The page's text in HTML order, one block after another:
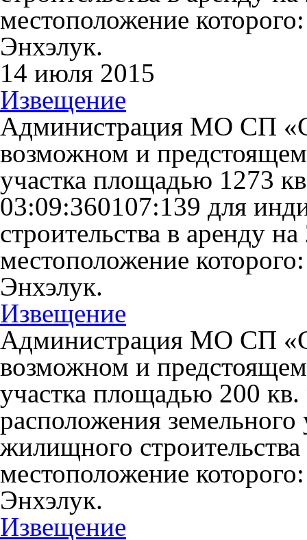
местоположение
Энхэлук.
14 июля 2015
Извещение
Администрация МО СП
возможном и
участка площадью 1273
03:09:360107:139 для
строительства в аренду
местоположение
Энхэлук.
Извещение
Администрация МО СП
возможном и
участка площадью 200 кв.
расположения
жилищного строительства
местоположение
Энхэлук.
Извещение